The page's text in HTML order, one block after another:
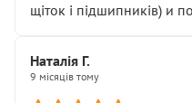
щіток і підшипників) и
Наталія Г.
9 місяців тому